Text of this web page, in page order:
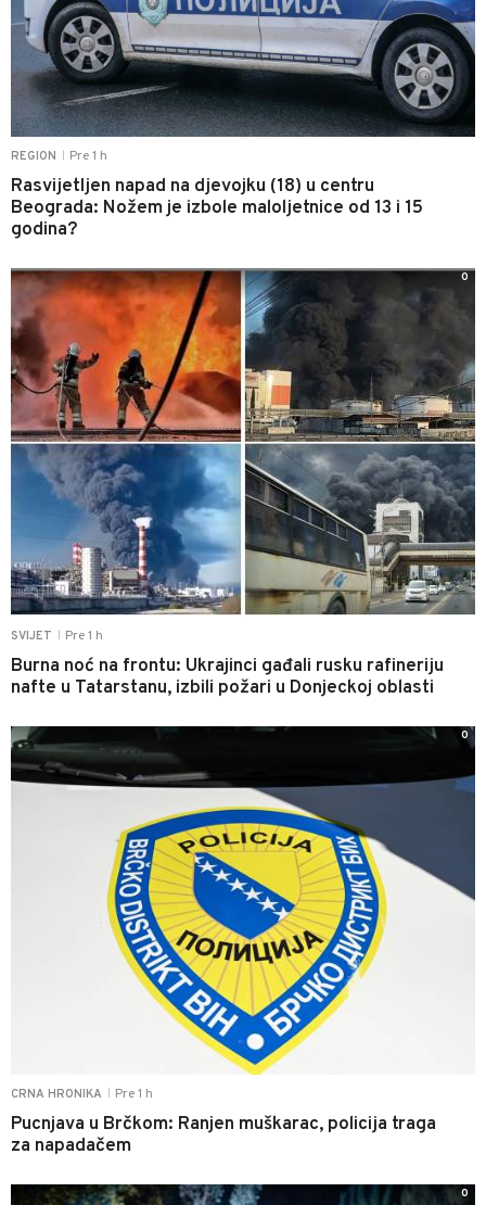
REGION Pre 1 h
Rasvijetljen napad na djevojku (18) u centru
Beograda: Nožem je izbole maloljetnice od 13 i 15
godina?
SVIJET Pre 1 h
Burna noć na frontu: Ukrajinci gađali rusku rafineriju
nafte u Tatarstanu, izbili požari u Donjeckoj oblasti
0
CRNA HRONIKA Pre 1 h
Pucnjava u Brčkom: Ranjen muškarac, policija traga
za napadačem
0
0